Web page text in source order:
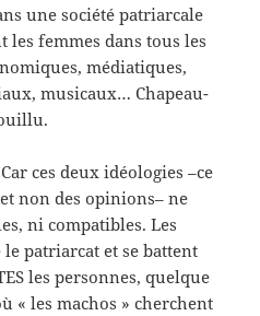
une société patriarcale
les femmes dans tous les
médiatiques,
musicaux… Chapeau-
ces deux idéologies –ce
non des opinions– ne
ni compatibles. Les
patriarcat et se battent
les personnes, quelque
« les machos » cherchent